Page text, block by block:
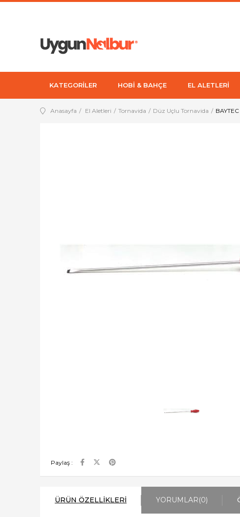
KATEGORİLER HOBİ & BAHÇE EL ALETLERİ
Anasayfa El Aletleri Tornavida Düz Uçlu Tornavida
Paylaş :
ÜRÜN ÖZELLIKLERI YORUMLAR(0)